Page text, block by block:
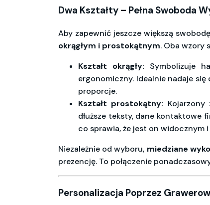
Dwa Kształty – Pełna Swoboda
Aby zapewnić jeszcze większą
okrągłym i prostokątnym. Oba wzory
Kształt okrągły: Symbolizuje
ergonomiczny. Idealnie nadaje
proporcje.
Kształt prostokątny:
dłuższe teksty, dane kontaktowe
co sprawia, że jest on widocznym
Niezależnie od wyboru, miedziane
prezencję. To połączenie
Personalizacja Poprzez